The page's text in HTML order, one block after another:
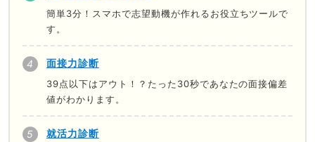
簡単3分！スマホで志望動機が作れるお役立ちツールで
す。
面接力診断
39点以下はアウト！？たった30秒であなたの面接偏差
値がわかります。
就活力診断